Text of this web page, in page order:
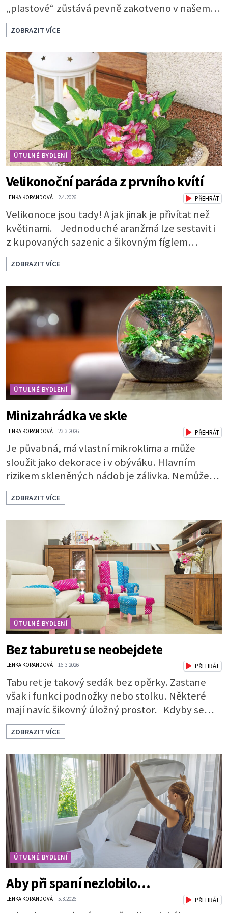
„plastové“ zůstává pevně zakotveno v našem
životě. Se dřevem jsme tak srostlí, že je nám
příjemné na dotyk, voní nám a podporuje
kladné vlivy našeho prostředí. Máte chuť
pořídit si 100% masiv a nevíte, jestli se bude do
vašeho interiéru hodit?Dřevěný nábytek sluší
každému pokoji. Jak ho správně použít? Které
tedy
ZOBRAZIT VÍCE
ÚTULNÉ BYDLENÍ
Velikonoční paráda z prvního kvítí
LENKA KORANDOVÁ 2.4.2026 PŘEHRÁT
Velikonoce jsou tady! A jak jinak je přivítat než
květinami. Jednoduché aranžmá lze sestavit i
z kupovaných sazenic a šikovným fíglem
docílíte toho, aby výsledek působil jako dílo
profesionála. Rostliny vyndejte z pěstebních
květináčků a zasaďte je. Povrch zeminy pod listy
pokryjte mechem. Podél okraje pak pomocí
lžíce nasypejte dekorativní štěrk.Díky úpravě
povrchu je z obyčejn
ZOBRAZIT VÍCE
ÚTULNÉ BYDLENÍ
Minizahrádka ve skle
LENKA KORANDOVÁ 23.3.2026 PŘEHRÁT
Je půvabná, má vlastní mikroklima a může
sloužit jako dekorace i v obýváku. Hlavním
rizikem skleněných nádob je zálivka. Nemůže
odtékat a bude se hromadit u dna. To by rychle
vedlo k zahnívání rostlin. Proto je nutné
vytvořit dostatečně vysokou drenážní vrstvu,
která vodu pojme a bude chránit kořeny.
Potřebuje 3 vrstvy: * Na dno dobře vymyté
nádoby naskládejte omyté oblázky. Vrstva by m
ZOBRAZIT VÍCE
ÚTULNÉ BYDLENÍ
Bez taburetu se neobejdete
LENKA KORANDOVÁ 16.3.2026 PŘEHRÁT
Taburet je takový sedák bez opěrky. Zastane
však i funkci podnožky nebo stolku. Některé
mají navíc šikovný úložný prostor. Kdyby se
rozdávaly ceny za nejskromnější, a přitom
užitečný a praktický kus nábytku, určitě by
vyhrál taburet. Je nevtíravý, nenápadný, klidně
si sedí opodál a čeká, až na něj přijde řada, aniž
by jakkoli rušil nebo překážel. A když je ho
zapotřebí, je pohotově p
ZOBRAZIT VÍCE
ÚTULNÉ BYDLENÍ
Aby při spaní nezlobilo…
LENKA KORANDOVÁ 5.3.2026 PŘEHRÁT